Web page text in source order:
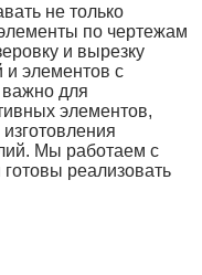
не только
по чертежам
и вырезку
элементов с
для
элементов,
Мы работаем с
реализовать